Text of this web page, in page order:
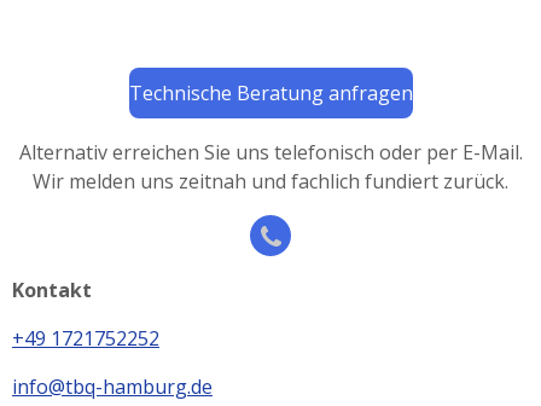
Technische Beratung anfragen
Alternativ erreichen Sie uns telefonisch oder per E-Mail.
Wir melden uns zeitnah und fachlich fundiert zurück.
Kontakt
+49 1721752252
info@tbq-hamburg.de